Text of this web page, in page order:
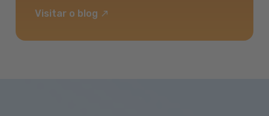
Visitar o blog